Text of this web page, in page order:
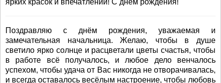
ярких красок и впечатлений! С днем рождения!
Поздравляю с днём рождения, уважаемая и
замечательная начальница. Желаю, чтобы в душе
светило ярко солнце и расцветали цветы счастья, чтобы
в работе всё получалось, и любое дело венчалось
успехом, чтобы удача от Вас никогда не отворачивалась,
и всегда оставалось весёлым настроение, чтобы любовь